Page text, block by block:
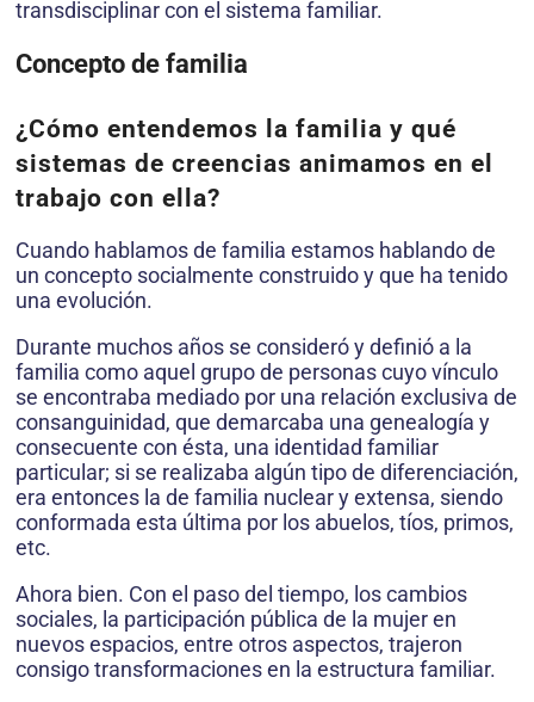
transdisciplinar con el sistema familiar.
Concepto de familia
¿Cómo entendemos la familia y qué
sistemas de creencias animamos en el
trabajo con ella?
Cuando hablamos de familia estamos hablando de
un concepto socialmente construido y que ha tenido
una evolución.
Durante muchos años se consideró y definió a la
familia como aquel grupo de personas cuyo vínculo
se encontraba mediado por una relación exclusiva de
consanguinidad, que demarcaba una genealogía y
consecuente con ésta, una identidad familiar
particular; si se realizaba algún tipo de diferenciación,
era entonces la de familia nuclear y extensa, siendo
conformada esta última por los abuelos, tíos, primos,
etc.
Ahora bien. Con el paso del tiempo, los cambios
sociales, la participación pública de la mujer en
nuevos espacios, entre otros aspectos, trajeron
consigo transformaciones en la estructura familiar.